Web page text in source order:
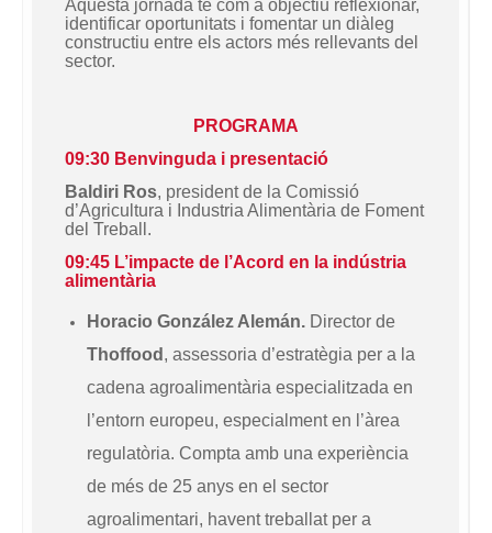
Aquesta jornada té com a objectiu reflexionar,
identificar oportunitats i fomentar un diàleg
constructiu entre els actors més rellevants del
sector.
PROGRAMA
09:30 Benvinguda i presentació
Baldiri Ros, president de la Comissió
d’Agricultura i Industria Alimentària de Foment
del Treball.
09:45 L’impacte de l’Acord en la indústria
alimentària
Horacio González Alemán. Director de
Thoffood , assessoria d’estratègia per a la
cadena agroalimentària especialitzada en
l’entorn europeu, especialment en l’àrea
regulatòria. Compta amb una experiència
de més de 25 anys en el sector
agroalimentari, havent treballat per a